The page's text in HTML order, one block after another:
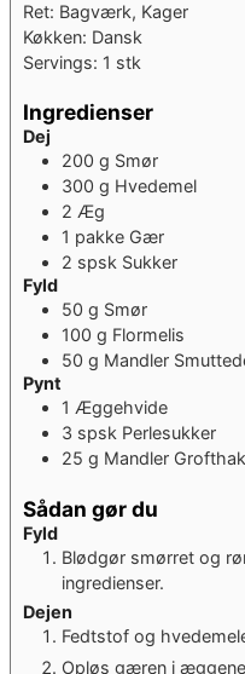
Ret: Bagværk, Kager
Køkken: Dansk
Servings: 1 stk
Ingredienser
Dej
200 g Smør
300 g Hvedemel
2 Æg
1 pakke Gær
2 spsk Sukker
Fyld
50 g Smør
100 g Flormelis
50 g Mandler
Pynt
1 Æggehvide
3 spsk Perlesukker
25 g Mandler
Sådan gør du
Fyld
Blødgør smørret og
ingredienser.
Dejen
Fedtstof og
Opløs gæren i